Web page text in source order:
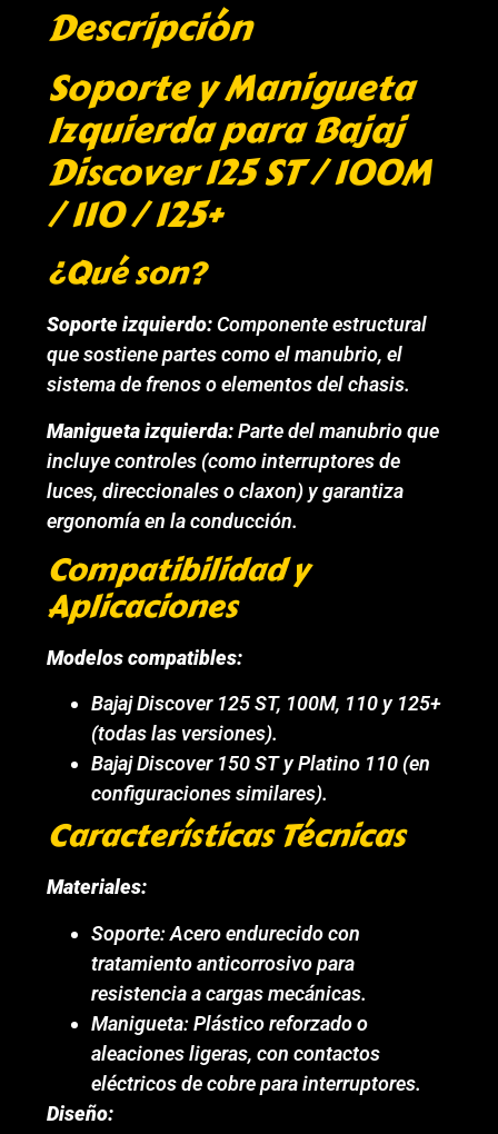
Descripción
Soporte y Manigueta
Izquierda para Bajaj
Discover 125 ST / 100M
/ 110 / 125+
¿Qué son?
Soporte izquierdo:Componente estructural
que sostiene partes como el manubrio, el
sistema de frenos o elementos del chasis.
Manigueta izquierda:Parte del manubrio que
incluye controles (como interruptores de
luces, direccionales o claxon) y garantiza
ergonomía en la conducción.
Compatibilidad y
Aplicaciones
Modelos compatibles:
Bajaj Discover 125 ST, 100M, 110 y 125+
(todas las versiones).
Bajaj Discover 150 ST y Platino 110 (en
configuraciones similares).
Características Técnicas
Materiales:
Soporte: Acero endurecido con
tratamiento anticorrosivo para
resistencia a cargas mecánicas.
Manigueta: Plástico reforzado o
aleaciones ligeras, con contactos
eléctricos de cobre para interruptores.
Diseño: